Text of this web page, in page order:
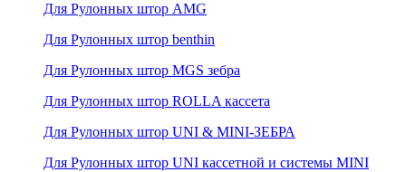
Для Рулонных штор AMG
Для Рулонных штор benthin
Для Рулонных штор MGS зебра
Для Рулонных штор ROLLA кассета
Для Рулонных штор UNI & MINI-ЗЕБРА
Для Рулонных штор UNI кассетной и системы MINI